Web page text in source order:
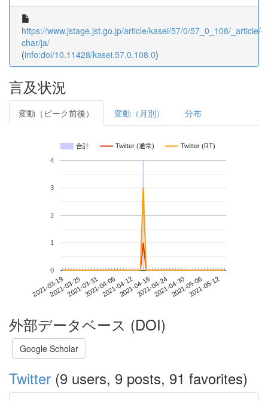
https://www.jstage.jst.go.jp/article/kasei/57/0/57_0_108/_article/-
char/ja/
(info:doi/10.11428/kasei.57.0.108.0)
言及状況
変動（ピーク前後） 変動（月別） 分布
合計 Twitter (通常) Twitter (RT)
2021-03-192021-03-252021-03-312021-04-062021-04-122021-04-182021-04-242021-04-302021-05-062021-05-12
0
1
2
3
4
外部データベース (DOI)
Google Scholar
Twitter (9 users, 9 posts, 91 favorites)